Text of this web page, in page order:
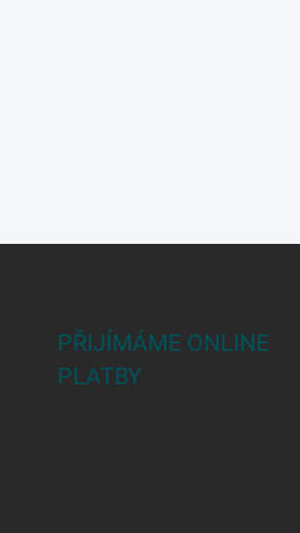
PŘIJÍMÁME ONLINE
PLATBY